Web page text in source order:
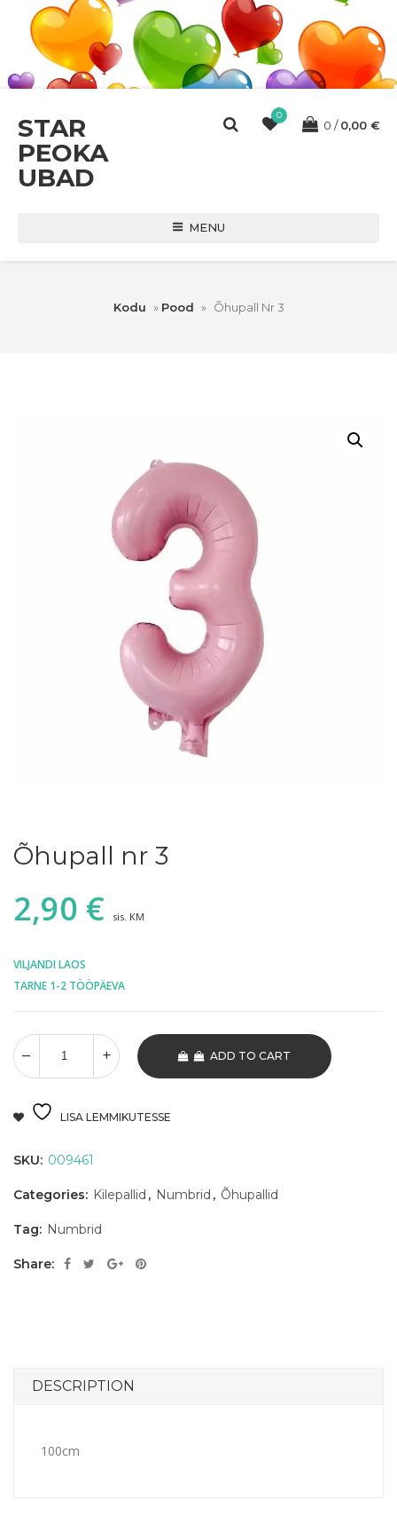
STAR
PEOKA
UBAD
0
0 0,00 €
MENU
Kodu » Pood » Õhupall Nr 3
Õhupall nr 3
2,90 € sis. KM
VILJANDI LAOS
TARNE 1-2 TÖÖPÄEVA
ADD TO CART
LISA LEMMIKUTESSE
SKU: 009461
Categories: Kilepallid , Numbrid , Õhupallid
Tag: Numbrid
Share:
DESCRIPTION
100cm